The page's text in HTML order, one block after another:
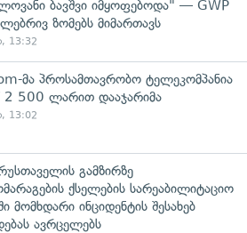
ბავშვი იმყოფებოდა" — GWP
ზომებს მიმართავს
13:32
მა პროსამთავრობო ტელეკომპანია
2 500 ლარით დააჯარიმა
13:02
გამზირზე
ქსელების სარეაბილიტაციო
მომხდარი ინციდენტის შესახებ
ავრცელებს